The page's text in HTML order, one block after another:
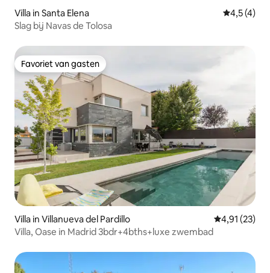
Villa in Santa Elena
4,5 (4)
Slag bij Navas de Tolosa
Favoriet van gasten
Favoriet van gasten
Villa in Villanueva del Pardillo Gemiddelde
4,91 (23)
Villa, Oase in Madrid 3bdr+4bths+luxe zwembad